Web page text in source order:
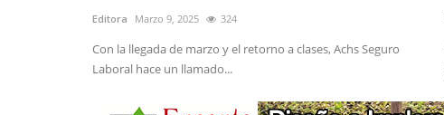
Editora Marzo 9, 2025 324
Con la llegada de marzo y el retorno a clases, Achs Seguro
Laboral hace un llamado...